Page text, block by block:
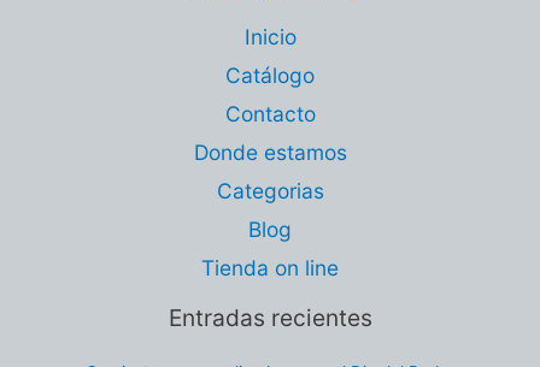
Inicio
Catálogo
Contacto
Donde estamos
Categorias
Blog
Tienda on line
Entradas recientes